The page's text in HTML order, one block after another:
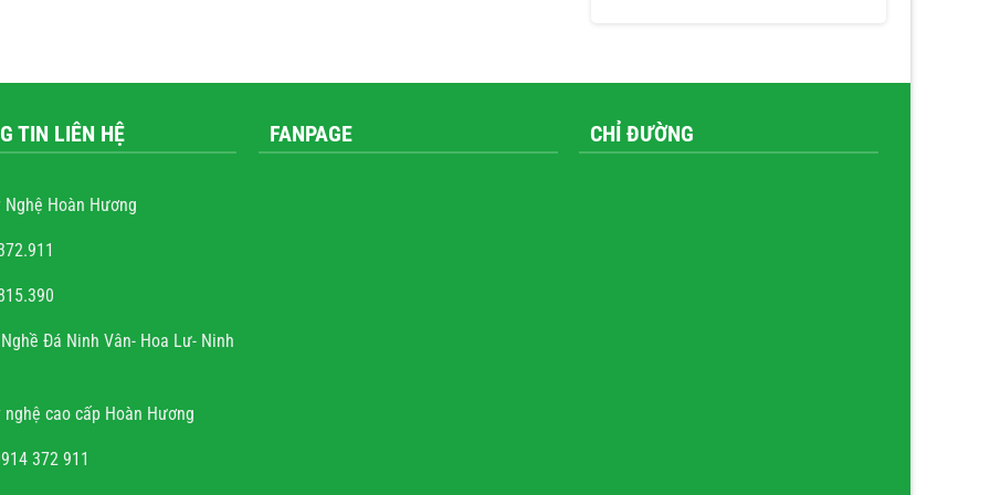
văn trọng
sự tài hoa của người
hẹn, chất lượng, uy
tín.
TIN LIÊN HỆ
Nghệ Hoàn Hương
Đá Ninh Vân- Hoa Lư- Ninh
nghệ cao cấp Hoàn Hương
372 911
FANPAGE CHỈ ĐƯỜNG